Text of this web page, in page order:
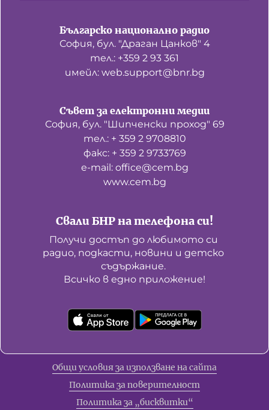
Българско национално радио
София, бул. "Драган Цанков" 4
тел.: +359 2 93 361
имейл: web.support@bnr.bg
Свали БНР на телефона си!
Получи достъп до любимото си
радио, подкасти, новини и детско
съдържание.
Всичко в едно приложение!
Съвет за електронни медии
София, бул. "Шипченски проход" 69
тел.: + 359 2 9708810
факс: + 359 2 9733769
е-mail: office@cem.bg
www.cem.bg
Общи условия за използване на сайта
Политика за поверителност
Политика за „бисквитки“